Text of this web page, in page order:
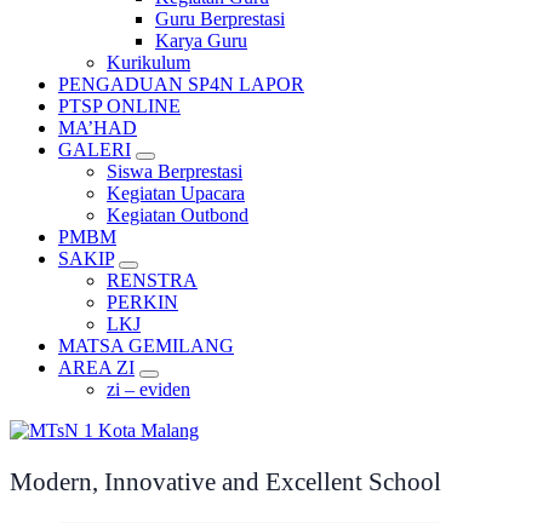
Guru Berprestasi
Karya Guru
Kurikulum
PENGADUAN SP4N LAPOR
PTSP ONLINE
MA’HAD
GALERI
Siswa Berprestasi
Kegiatan Upacara
Kegiatan Outbond
PMBM
SAKIP
RENSTRA
PERKIN
LKJ
MATSA GEMILANG
AREA ZI
zi – eviden
Modern, Innovative and Excellent School